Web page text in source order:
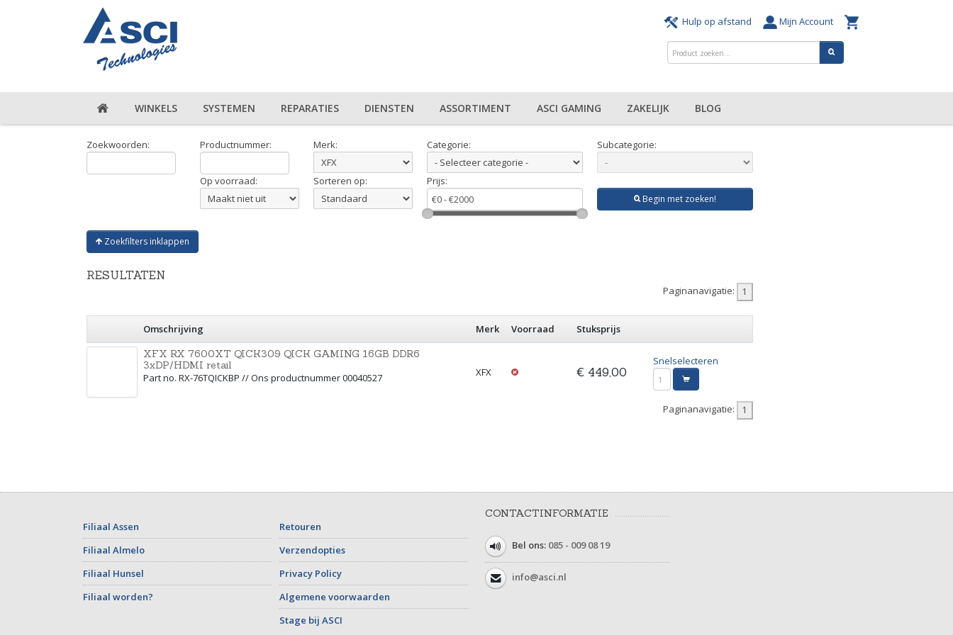
Hulp op afstand Mijn Account
WINKELS SYSTEMEN REPARATIES DIENSTEN ASSORTIMENT ASCI GAMING ZAKELIJK BLOG
Zoekwoorden: Productnummer: Merk: Categorie: Subcategorie:
Op voorraad: Sorteren op: Prijs:
Begin met zoeken!
Zoekfilters inklappen
RESULTATEN
Paginanavigatie:
Omschrijving Merk Voorraad
Stuksprijs
XFX RX 7600XT QICK309 QICK GAMING 16GB DDR6
3xDP/HDMI retail
Part no. RX-76TQICKBP // Ons productnummer 00040527
XFX € 449,00
Snelselecteren
Paginanavigatie:
Filiaal Assen
Filiaal Almelo
Filiaal Hunsel
Filiaal worden?
Retouren
Verzendopties
Privacy Policy
Algemene voorwaarden
Stage bij ASCI
CONTACTINFORMATIE
Bel ons: 085 - 009 08 19
info@asci.nl